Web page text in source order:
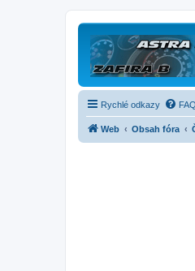
Rychlé odkazy FAQ
Web Obsah fóra